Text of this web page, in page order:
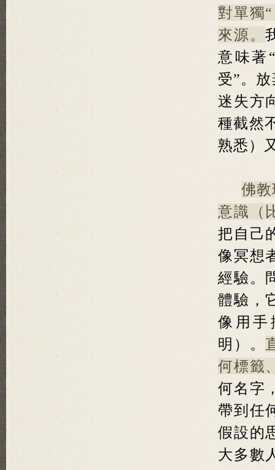
對單獨
來源。
意味著
受”。
迷失方
種截然
熟悉）
佛
意識（
把自己
像冥想
經驗。
體驗，
像用手
明）。
何標籤
何名字
帶到任
假設的
大多數